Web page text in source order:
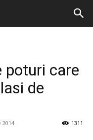
poturi care
de
1311